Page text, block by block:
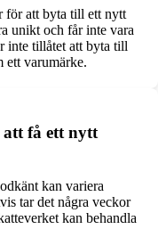
för att byta till ett nytt
unikt och får inte vara
inte tillåtet att byta till
ett varumärke.
få ett nytt
kan variera
tar det några veckor
kan behandla